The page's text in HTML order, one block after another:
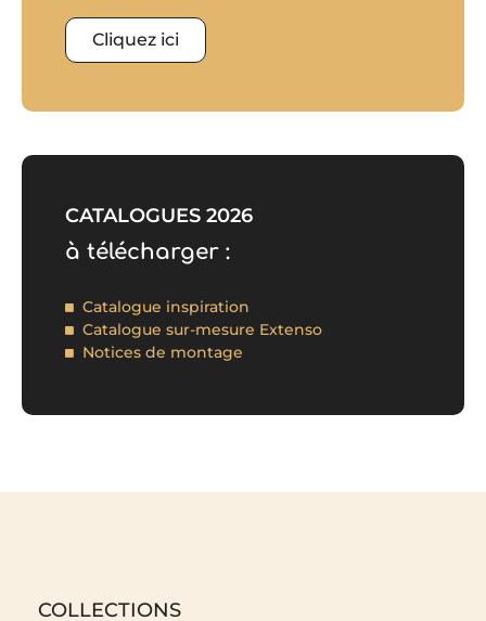
Cliquez ici
CATALOGUES 2026
à télécharger :
Catalogue inspiration
Catalogue sur-mesure Extenso
Notices de montage
COLLECTIONS